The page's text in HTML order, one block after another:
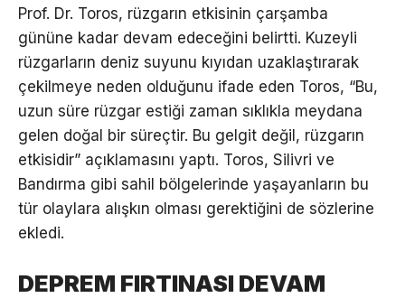
Prof. Dr. Toros, rüzgarın etkisinin çarşamba
gününe kadar devam edeceğini belirtti. Kuzeyli
rüzgarların deniz suyunu kıyıdan uzaklaştırarak
çekilmeye neden olduğunu ifade eden Toros, “Bu,
uzun süre rüzgar estiği zaman sıklıkla meydana
gelen doğal bir süreçtir. Bu gelgit değil, rüzgarın
etkisidir” açıklamasını yaptı. Toros, Silivri ve
Bandırma gibi sahil bölgelerinde yaşayanların bu
tür olaylara alışkın olması gerektiğini de sözlerine
ekledi.
DEPREM FIRTINASI DEVAM